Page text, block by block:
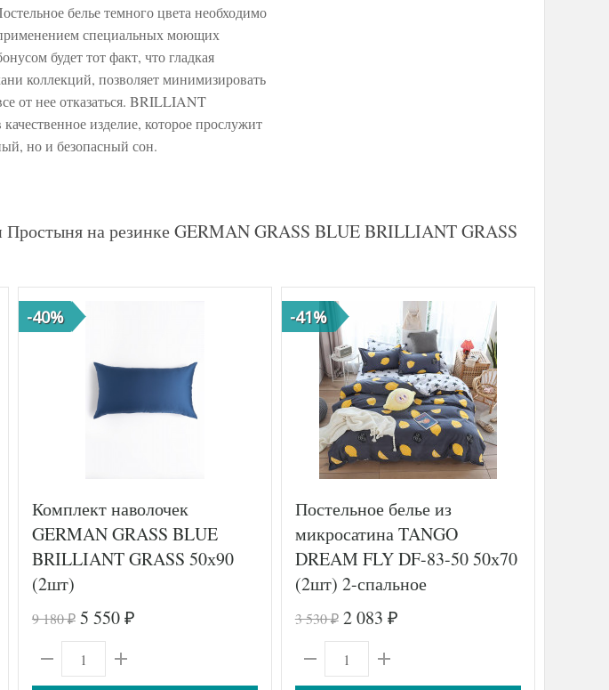
белье темного цвета необходимо
специальных моющих
будет тот факт, что гладкая
коллекций, позволяет минимизировать
от нее отказаться. BRILLIANT
изделие, которое прослужит
но и безопасный сон.
Простыня на резинке GERMAN GRASS BLUE BRILLIANT GRASS
-40%
Комплект наволочек
GERMAN GRASS BLUE
BRILLIANT GRASS 50х90
(2шт)
9 180₽ 5 550 ₽
-41%
Постельное белье из
микросатина TANGO
DREAM FLY DF-83-50 50х70
(2шт) 2-спальное
3 530₽ 2 083 ₽